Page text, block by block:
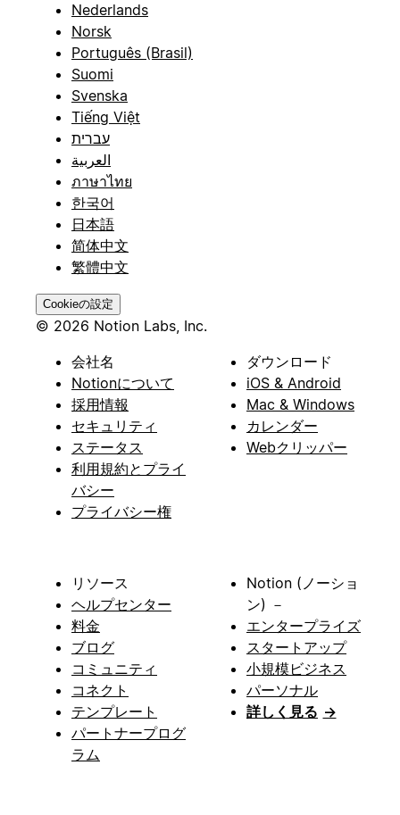
Nederlands
Norsk
Português (Brasil)
Suomi
Svenska
Tiếng Việt
עברית
العربية
ภาษาไทย
한국어
日本語
简体中文
繁體中文
Cookieの設定
© 2026 Notion Labs, Inc.
会社名
Notionについて
採用情報
セキュリティ
ステータス
利用規約とプライ
バシー
プライバシー権
ダウンロード
iOS & Android
Mac & Windows
カレンダー
Webクリッパー
リソース
ヘルプセンター
料金
ブログ
コミュニティ
コネクト
テンプレート
パートナープログ
ラム
Notion (ノーショ
ン) －
エンタープライズ
スタートアップ
小規模ビジネス
パーソナル
詳しく見る →